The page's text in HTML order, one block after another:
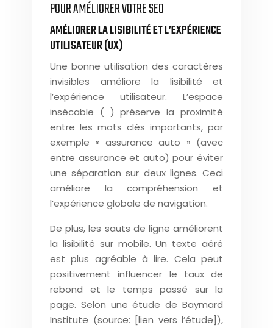
POUR AMÉLIORER VOTRE SEO
AMÉLIORER LA LISIBILITÉ ET L’EXPÉRIENCE
UTILISATEUR (UX)
Une bonne utilisation des caractères
invisibles améliore la lisibilité et
l’expérience utilisateur. L’espace
insécable ( ) préserve la proximité
entre les mots clés importants, par
exemple « assurance auto » (avec
entre assurance et auto) pour éviter
une séparation sur deux lignes. Ceci
améliore la compréhension et
l’expérience globale de navigation.
De plus, les sauts de ligne améliorent
la lisibilité sur mobile. Un texte aéré
est plus agréable à lire. Cela peut
positivement influencer le taux de
rebond et le temps passé sur la
page. Selon une étude de Baymard
Institute (source: [lien vers l’étude]),